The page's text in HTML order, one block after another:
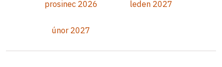
prosinec 2026 leden 2027
únor 2027